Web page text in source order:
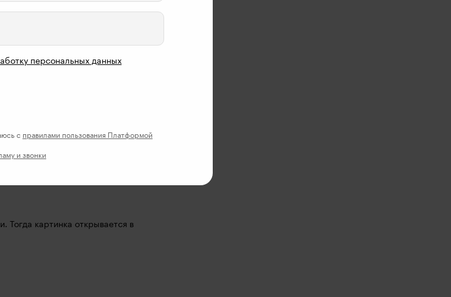
по ссылке можно смотреть?
много еще надо разбираться, ну
Тогда картинка открывается в
персональных данных
с правилами пользования Платформой
и звонки